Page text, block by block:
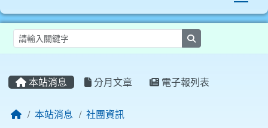
本站消息 分月文章 電子報列表
本站消息 社團資訊